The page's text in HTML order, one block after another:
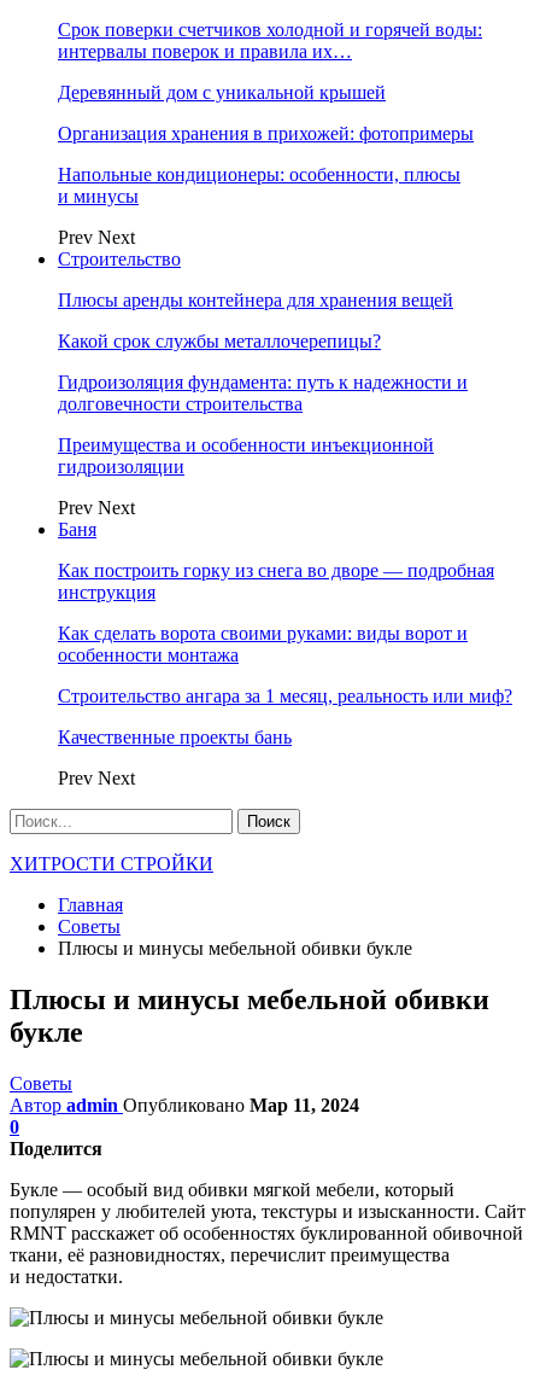
Срок поверки счетчиков холодной и горячей воды:
интервалы поверок и правила их…
Деревянный дом с уникальной крышей
Организация хранения в прихожей: фотопримеры
Напольные кондиционеры: особенности, плюсы
и минусы
Prev Next
Строительство
Плюсы аренды контейнера для хранения вещей
Какой срок службы металлочерепицы?
Гидроизоляция фундамента: путь к надежности и
долговечности строительства
Преимущества и особенности инъекционной
гидроизоляции
Prev Next
Баня
Как построить горку из снега во дворе — подробная
инструкция
Как сделать ворота своими руками: виды ворот и
особенности монтажа
Строительство ангара за 1 месяц, реальность или миф?
Качественные проекты бань
Prev Next
ХИТРОСТИ СТРОЙКИ
Главная
Советы
Плюсы и минусы мебельной обивки букле
Плюсы и минусы мебельной обивки
букле
Советы
Автор admin Опубликовано Мар 11, 2024
0
Поделится
Букле — особый вид обивки мягкой мебели, который
популярен у любителей уюта, текстуры и изысканности. Сайт
RMNT расскажет об особенностях буклированной обивочной
ткани, её разновидностях, перечислит преимущества
и недостатки.